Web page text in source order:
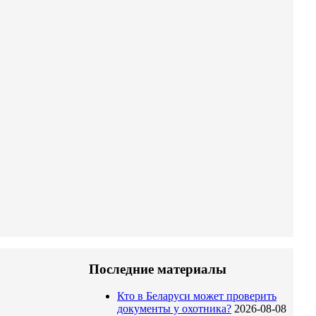
Последние материалы
Кто в Беларуси может проверить
документы у охотника? 2026-08-08